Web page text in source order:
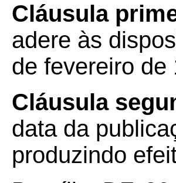
Cláusula
adere às
de fevereiro de
Cláusula
data da
produzindo